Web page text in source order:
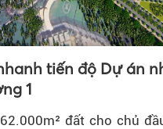
tiến độ Dự án
1
đất cho chủ